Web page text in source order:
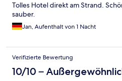
Tolles Hotel direkt am Strand.
sauber.
Jan, Aufenthalt von 1 Nacht
Verifizierte Bewertung
10/10 –